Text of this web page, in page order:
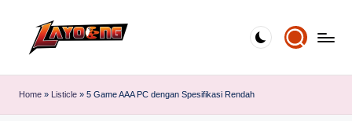
Home » Listicle » 5 Game AAA PC dengan Spesifikasi Rendah